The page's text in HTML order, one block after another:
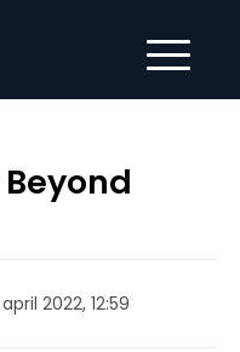
2022, 12:59